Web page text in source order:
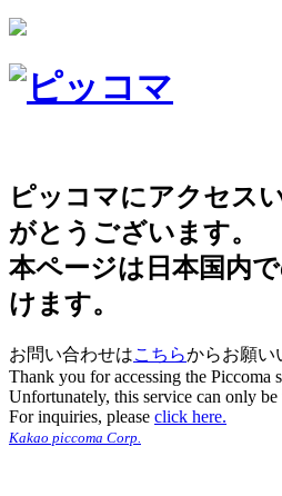
ピッコマにアクセス
がとうございます。
本ページは日本国内
けます。
お問い合わせはこちらからお願い
Thank you for accessing the Piccoma
Unfortunately, this service can only be
For inquiries, please click here.
Kakao piccoma Corp.